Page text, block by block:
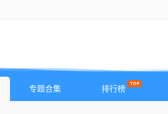
专题合集 排行榜